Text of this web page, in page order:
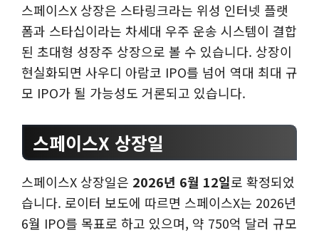
스페이스X 상장은 스타링크라는 위성 인터넷 플랫
폼과 스타십이라는 차세대 우주 운송 시스템이 결합
된 초대형 성장주 상장으로 볼 수 있습니다. 상장이
현실화되면 사우디 아람코 IPO를 넘어 역대 최대 규
모 IPO가 될 가능성도 거론되고 있습니다.
스페이스X 상장일
스페이스X 상장일은 2026년 6월 12일로 확정되었
습니다. 로이터 보도에 따르면 스페이스X는 2026년
6월 IPO를 목표로 하고 있으며, 약 750억 달러 규모